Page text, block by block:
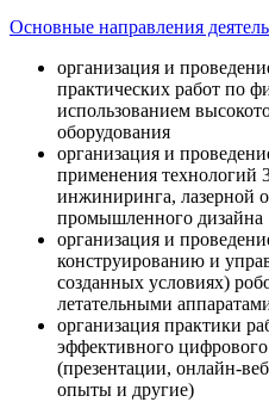
Основные направления
организация и
практических работ по
использованием
оборудования
организация и
применения технологий
инжиниринга, лазерной
промышленного дизайна
организация и
конструированию и
созданных условиях)
летательными
организация практики
эффективного цифрового
(презентации, онлайн-
опыты и другие)